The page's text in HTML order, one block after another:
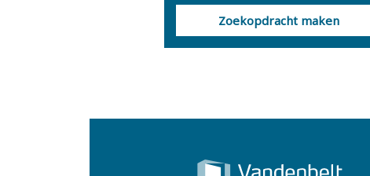
Zoekopdracht maken